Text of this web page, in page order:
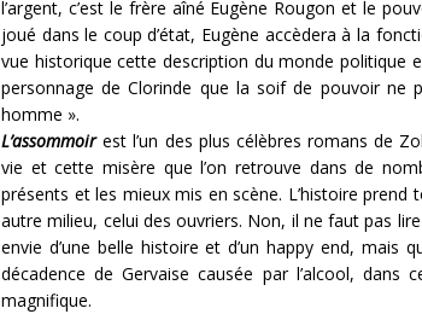
l’argent, c’est le frère aîné Eugène Rougon et le
joué dans le coup d’état, Eugène accèdera à la
vue historique cette description du monde politique
personnage de Clorinde que la soif de pouvoir ne
homme ».
L’assommoirest l’un des plus célèbres romans de
vie et cette misère que l’on retrouve dans de
présents et les mieux mis en scène. L’histoire
autre milieu, celui des ouvriers. Non, il ne faut pas
envie d’une belle histoire et d’un happy end,
décadence de Gervaise causée par l’alcool,
magnifique.